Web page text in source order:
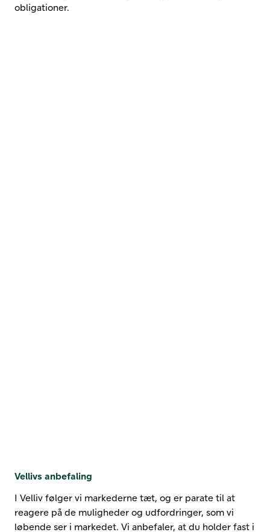
obligationer.
Vellivs anbefaling
I Velliv følger vi markederne tæt, og er parate til at
reagere på de muligheder og udfordringer, som vi
løbende ser i markedet. Vi anbefaler, at du holder fast i